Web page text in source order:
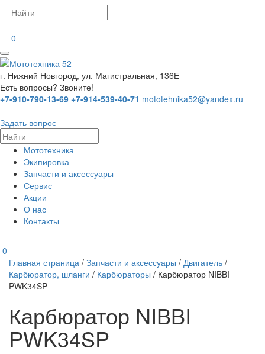
0
г. Нижний Новгород, ул. Магистральная, 136Е
Есть вопросы? Звоните!
+7-910-790-13-69 +7-914-539-40-71 mototehnika52@yandex.ru
Задать вопрос
Мототехника
Экипировка
Запчасти и аксессуары
Сервис
Акции
О нас
Контакты
0
Главная страница / Запчасти и аксессуары / Двигатель /
Карбюратор, шланги / Карбюраторы / Карбюратор NIBBI
PWK34SP
Карбюратор NIBBI
PWK34SP